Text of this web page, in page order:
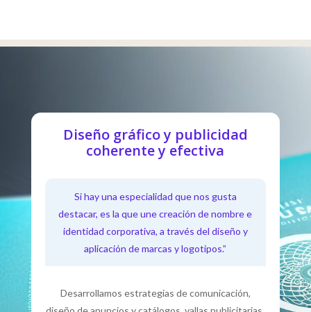
Diseño gráfico y publicidad
coherente y efectiva
Si hay una especialidad que nos gusta
destacar, es la que une creación de nombre e
identidad corporativa, a través del diseño y
aplicación de marcas y logotipos.”
Desarrollamos estrategias de comunicación,